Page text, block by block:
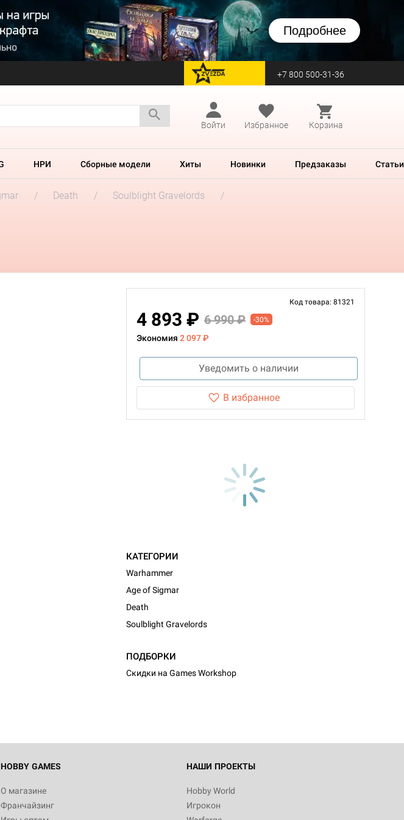
Подробнее
перейти на Zvezda +7 800 500-31-36
Войти
Избранное Корзина
НРИ Сборные модели Хиты Новинки Предзаказы Статьи
Death
Soulblight Gravelords
Код товара: 81321
4 893 ₽ 6 990 ₽ -30%
Экономия 2 097 ₽
Уведомить о наличии
В избранное
КАТЕГОРИИ
Warhammer
Age of Sigmar
Death
Soulblight Gravelords
ПОДБОРКИ
Скидки на Games Workshop
HOBBY GAMES
О магазине
Франчайзинг
НАШИ ПРОЕКТЫ
Hobby World
Игрокон